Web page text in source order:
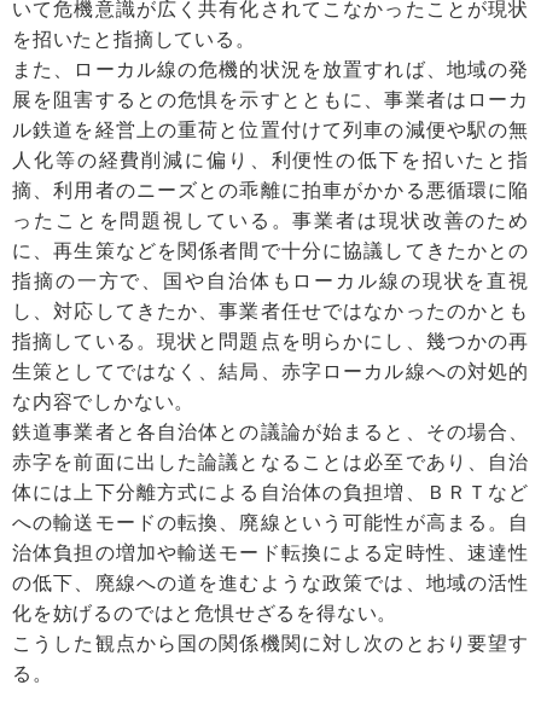
いて危機意識が広く共有化されてこなかったことが現状
を招いたと指摘している。
また、ローカル線の危機的状況を放置すれば、地域の発
展を阻害するとの危惧を示すとともに、事業者はローカ
ル鉄道を経営上の重荷と位置付けて列車の減便や駅の無
人化等の経費削減に偏り、利便性の低下を招いたと指
摘、利用者のニーズとの乖離に拍車がかかる悪循環に陥
ったことを問題視している。事業者は現状改善のため
に、再生策などを関係者間で十分に協議してきたかとの
指摘の一方で、国や自治体もローカル線の現状を直視
し、対応してきたか、事業者任せではなかったのかとも
指摘している。現状と問題点を明らかにし、幾つかの再
生策としてではなく、結局、赤字ローカル線への対処的
な内容でしかない。
鉄道事業者と各自治体との議論が始まると、その場合、
赤字を前面に出した論議となることは必至であり、自治
体には上下分離方式による自治体の負担増、ＢＲＴなど
への輸送モードの転換、廃線という可能性が高まる。自
治体負担の増加や輸送モード転換による定時性、速達性
の低下、廃線への道を進むような政策では、地域の活性
化を妨げるのではと危惧せざるを得ない。
こうした観点から国の関係機関に対し次のとおり要望す
る。